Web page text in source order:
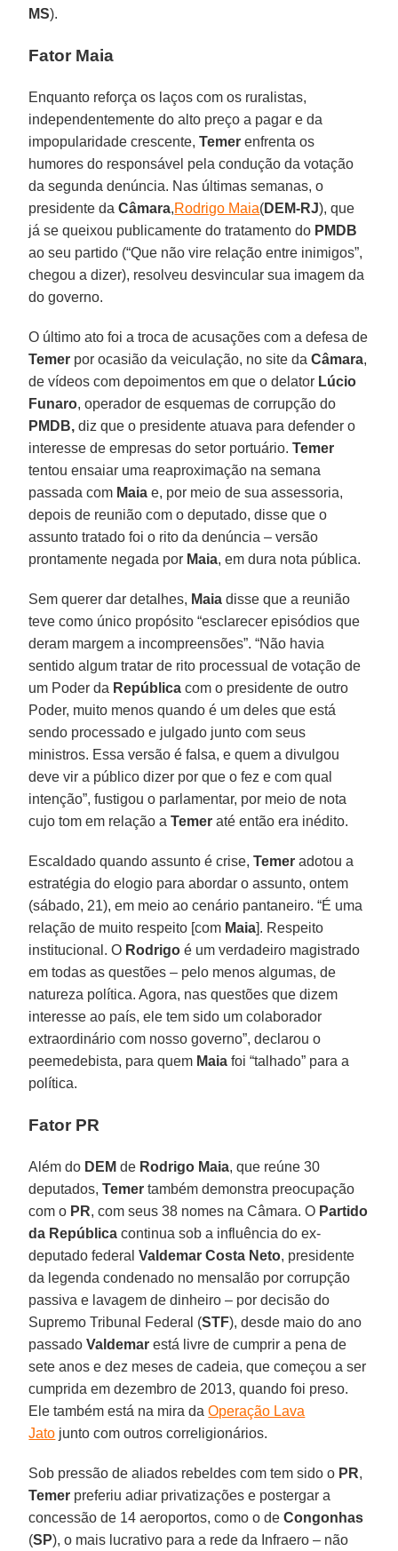
MS).
Fator Maia
Enquanto reforça os laços com os ruralistas,
independentemente do alto preço a pagar e da
impopularidade crescente,Temer enfrenta os
humores do responsável pela condução da votação
da segunda denúncia. Nas últimas semanas, o
presidente daCâmara,Rodrigo Maia(DEM-RJ), que
já se queixou publicamente do tratamento do PMDB
ao seu partido (“Que não vire relação entre inimigos”,
chegou a dizer), resolveu desvincular sua imagem da
do governo.
O último ato foi a troca de acusações com a defesa de
Temer por ocasião da veiculação, no site daCâmara,
de vídeos com depoimentos em que o delator Lúcio
Funaro, operador de esquemas de corrupção do
PMDB, diz que o presidente atuava para defender o
interesse de empresas do setor portuário.Temer
tentou ensaiar uma reaproximação na semana
passada com Maia e, por meio de sua assessoria,
depois de reunião com o deputado, disse que o
assunto tratado foi o rito da denúncia – versão
prontamente negada por Maia, em dura nota pública.
Sem querer dar detalhes, Maia disse que a reunião
teve como único propósito “esclarecer episódios que
deram margem a incompreensões”. “Não havia
sentido algum tratar de rito processual de votação de
um Poder da República com o presidente de outro
Poder, muito menos quando é um deles que está
sendo processado e julgado junto com seus
ministros. Essa versão é falsa, e quem a divulgou
deve vir a público dizer por que o fez e com qual
intenção”, fustigou o parlamentar, por meio de nota
cujo tom em relação aTemer até então era inédito.
Escaldado quando assunto é crise,Temer adotou a
estratégia do elogio para abordar o assunto, ontem
(sábado, 21), em meio ao cenário pantaneiro. “É uma
relação de muito respeito [com Maia]. Respeito
institucional. O Rodrigo é um verdadeiro magistrado
em todas as questões – pelo menos algumas, de
natureza política. Agora, nas questões que dizem
interesse ao país, ele tem sido um colaborador
extraordinário com nosso governo”, declarou o
peemedebista, para quem Maia foi “talhado” para a
política.
Fator PR
Além do DEM de Rodrigo Maia, que reúne 30
deputados,Temer também demonstra preocupação
com o PR, com seus 38 nomes na Câmara. O Partido
da República continua sob a influência do ex-
deputado federalValdemar Costa Neto, presidente
da legenda condenado no mensalão por corrupção
passiva e lavagem de dinheiro – por decisão do
Supremo Tribunal Federal (STF), desde maio do ano
passadoValdemar está livre de cumprir a pena de
sete anos e dez meses de cadeia, que começou a ser
cumprida em dezembro de 2013, quando foi preso.
Ele também está na mira daOperação Lava
Jato junto com outros correligionários.
Sob pressão de aliados rebeldes com tem sido o PR,
Temer preferiu adiar privatizações e postergar a
concessão de 14 aeroportos, como o deCongonhas
(SP), o mais lucrativo para a rede da Infraero – não